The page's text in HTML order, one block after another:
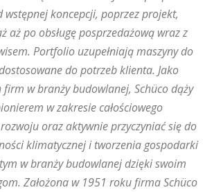
wstępnej koncepcji, poprzez projekt,
aż po obsługę posprzedażową wraz z
Portfolio uzupełniają maszyny do
do potrzeb klienta. Jako
firm w branży budowlanej, Schüco dąży
w zakresie całościowego
oraz aktywnie przyczyniać się do
klimatycznej i tworzenia gospodarki
w branży budowlanej dzięki swoim
Założona w 1951 roku firma Schüco